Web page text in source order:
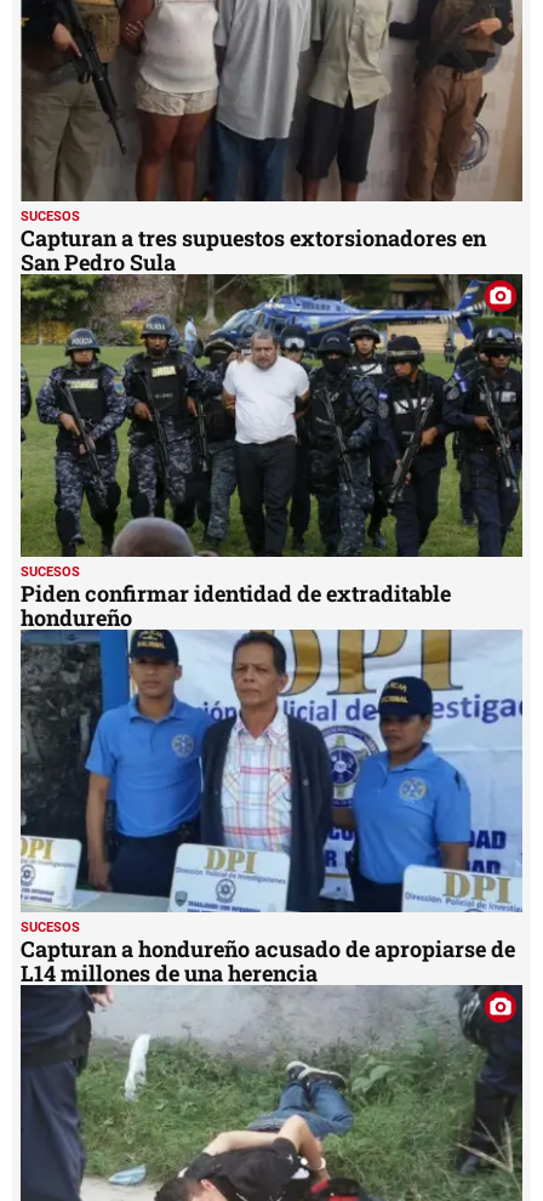
SUCESOS
Capturan a tres supuestos extorsionadores en
San Pedro Sula
SUCESOS
Piden confirmar identidad de extraditable
hondureño
SUCESOS
Capturan a hondureño acusado de apropiarse de
L14 millones de una herencia